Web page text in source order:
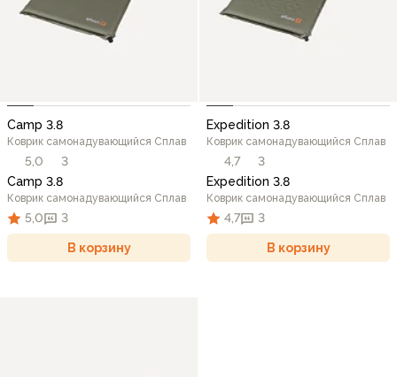
Camp 3.8
Коврик самонадувающийся Сплав
5,0
3
Camp 3.8
Коврик самонадувающийся Сплав
5,0 3
В корзину
Expedition 3.8
Коврик самонадувающийся Сплав
4,7
3
Expedition 3.8
Коврик самонадувающийся Сплав
4,7 3
В корзину